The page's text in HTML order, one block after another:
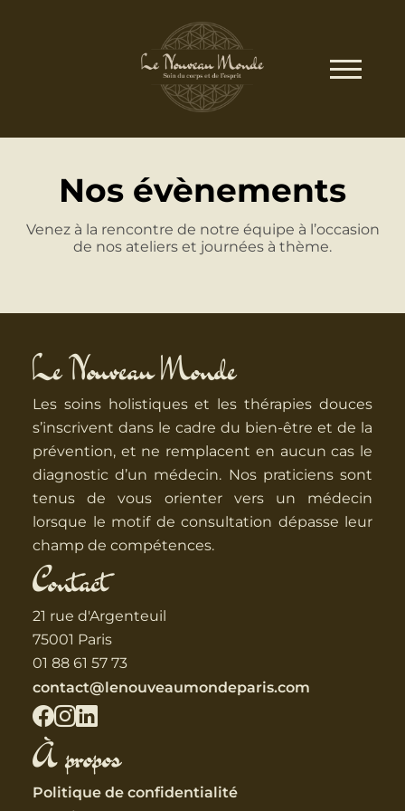
Nos évènements
Venez à la rencontre de notre équipe à l’occasion
de nos ateliers et journées à thème.
Le Nouveau Monde
Les soins holistiques et les thérapies douces
s’inscrivent dans le cadre du bien-être et de la
prévention, et ne remplacent en aucun cas le
diagnostic d’un médecin. Nos praticiens sont
tenus de vous orienter vers un médecin
lorsque le motif de consultation dépasse leur
champ de compétences.
Contact
21 rue d'Argenteuil
75001 Paris
01 88 61 57 73
contact@lenouveaumondeparis.com
À propos
Politique de confidentialité